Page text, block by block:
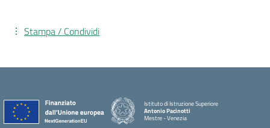
Stampa / Condividi
Istituto di Istruzione Superiore
Antonio Pacinotti
Mestre - Venezia